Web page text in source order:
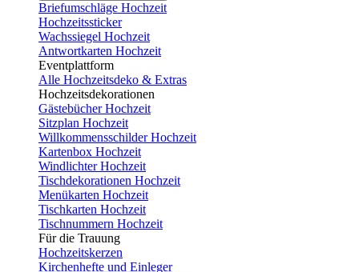
Briefumschläge Hochzeit
Hochzeitssticker
Wachssiegel Hochzeit
Antwortkarten Hochzeit
Eventplattform
Alle Hochzeitsdeko & Extras
Hochzeitsdekorationen
Gästebücher Hochzeit
Sitzplan Hochzeit
Willkommensschilder Hochzeit
Kartenbox Hochzeit
Windlichter Hochzeit
Tischdekorationen Hochzeit
Menükarten Hochzeit
Tischkarten Hochzeit
Tischnummern Hochzeit
Für die Trauung
Hochzeitskerzen
Kirchenhefte und Einleger